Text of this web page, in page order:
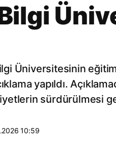
Üniversitesinin
yapıldı.
sürdürülmesi
10:59